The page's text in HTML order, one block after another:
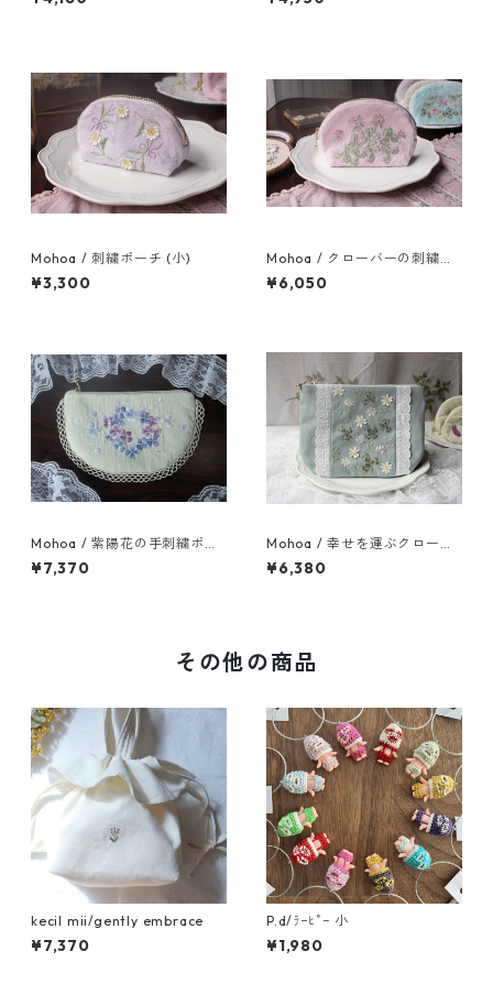
Mohoa / 刺繍ポーチ (小)
¥3,300
Mohoa / クローバーの刺繍ポ
ーチ
¥6,050
Mohoa / 紫陽花の手刺繍ポー
チ
¥7,370
Mohoa / 幸せを運ぶクローバ
ー刺繍ポーチ
¥6,380
その他の商品
kecil mii/gently embrace
¥7,370
P.d/ﾗｰﾋﾟｰ 小
¥1,980